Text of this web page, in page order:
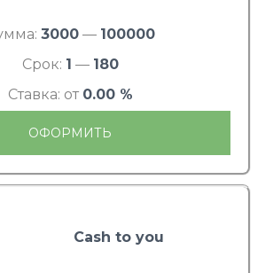
3000— 100000
Срок: 1 — 180
Ставка: от 0.00 %
ОФОРМИТЬ
Cash to you